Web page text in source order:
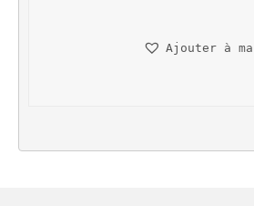
i
é
t
s
Ajouter à